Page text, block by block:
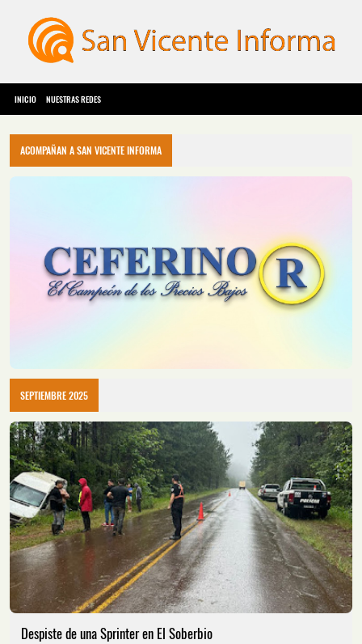
INICIO NUESTRAS REDES
ACOMPAÑAN A SAN VICENTE INFORMA
SEPTIEMBRE 2025
Despiste de una Sprinter en El Soberbio